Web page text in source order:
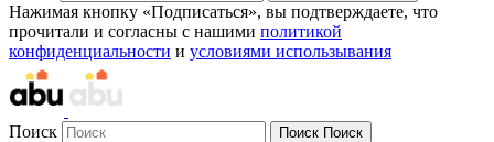
Нажимая кнопку «Подписаться», вы подтверждаете, что
прочитали и согласны с нашими политикой
конфиденциальности и условиями использывания
Поиск Поиск Поиск